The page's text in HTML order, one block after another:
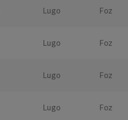
Lugo Foz
Lugo Foz
Lugo Foz
Lugo Foz